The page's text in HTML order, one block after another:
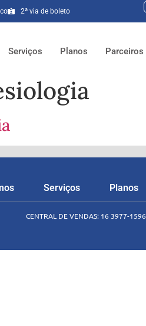
2ª via de boleto
Serviços Planos Parceiros
Serviços Planos
CENTRAL DE VENDAS: 16 3977-1596